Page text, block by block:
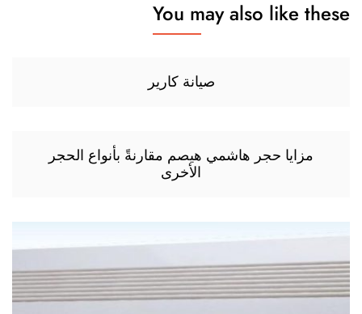
You may also like these
صيانة كارير
مزايا حجر هاشمي هيصم مقارنةً بأنواع الحجر
الأخرى